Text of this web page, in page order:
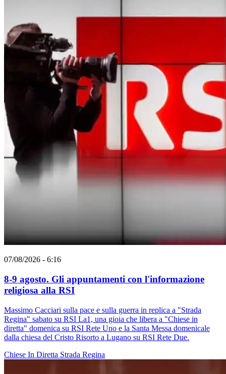
07/08/2026 - 6:16
8-9 agosto. Gli appuntamenti con l'informazione
religiosa alla RSI
Massimo Cacciari sulla pace e sulla guerra in replica a "Strada
Regina" sabato su RSI La1, una gioia che libera a "Chiese in
diretta" domenica su RSI Rete Uno e la Santa Messa domenicale
dalla chiesa del Cristo Risorto a Lugano su RSI Rete Due.
Chiese In Diretta Strada Regina